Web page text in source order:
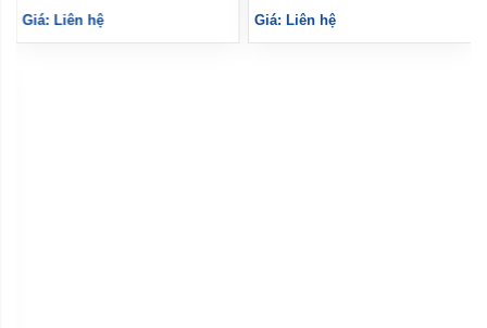
Giá: Liên hệ Giá: Liên hệ